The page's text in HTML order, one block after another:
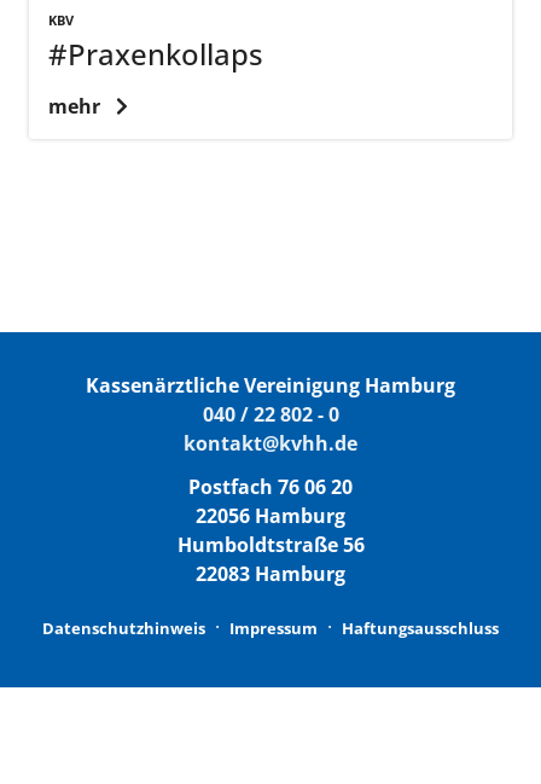
KBV
#Praxenkollaps
mehr
Kassenärztliche Vereinigung Hamburg
040 / 22 802 - 0
kontakt@kvhh.de
Postfach 76 06 20
22056 Hamburg
Humboldtstraße 56
22083 Hamburg
Datenschutzhinweis Impressum Haftungsausschluss